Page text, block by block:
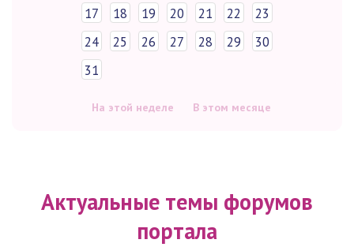
17
18 19 20 21 22
23
24
25 26 27 28 29
30
31
На этой неделе В этом месяце
Актуальные темы форумов
портала